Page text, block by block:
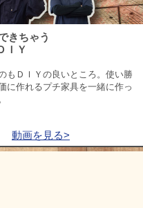
きちゃう
ＩＹ
もＤＩＹの良いところ。使い勝
に作れるプチ家具を一緒に作っ
動画を見る>